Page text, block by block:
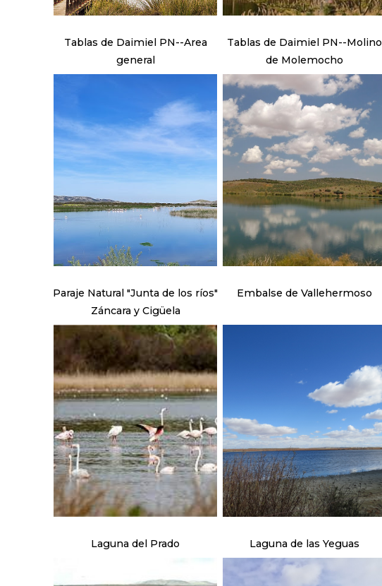
Tablas de Daimiel PN--Area
general
Tablas de Daimiel PN--Molino
de Molemocho
Paraje Natural "Junta de los ríos"
Záncara y Cigüela
Embalse de Vallehermoso
Laguna del Prado Laguna de las Yeguas